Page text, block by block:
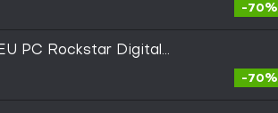
-70%
PC Rockstar Digital
-70%